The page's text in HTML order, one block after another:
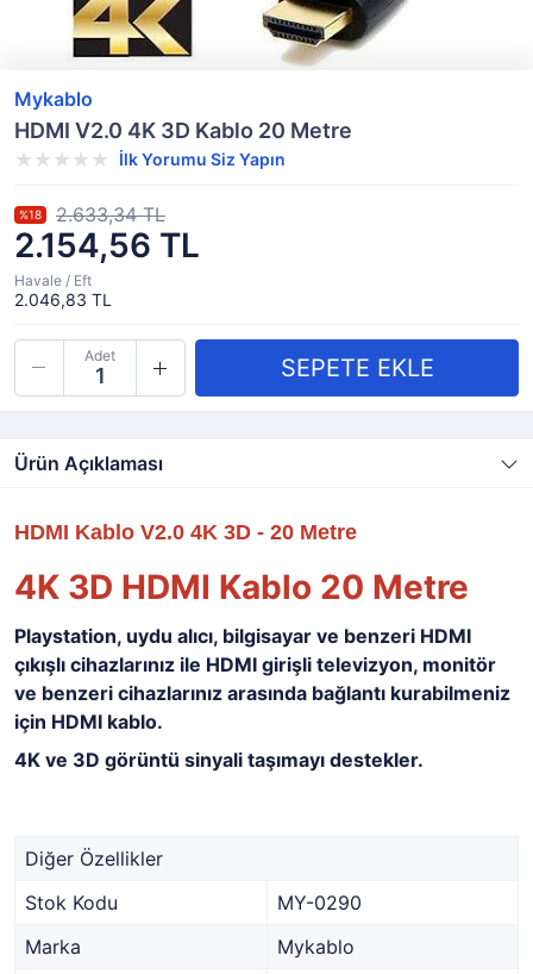
Mykablo
HDMI V2.0 4K 3D Kablo 20 Metre
İlk Yorumu Siz Yapın
2.154,56 TL
%18 2.633,34 TL
Havale / Eft
2.046,83 TL
Adet
Ürün Açıklaması
HDMI Kablo V2.0 4K 3D - 20 Metre
4K 3D HDMI Kablo 20 Metre
Playstation, uydu alıcı, bilgisayar ve benzeri HDMI
çıkışlı cihazlarınız ile HDMI girişli televizyon, monitör
ve benzeri cihazlarınız arasında bağlantı kurabilmeniz
için HDMI kablo.
4K ve 3D görüntü sinyali taşımayı destekler.
Diğer Özellikler
Stok Kodu
MY-0290
Marka
Mykablo